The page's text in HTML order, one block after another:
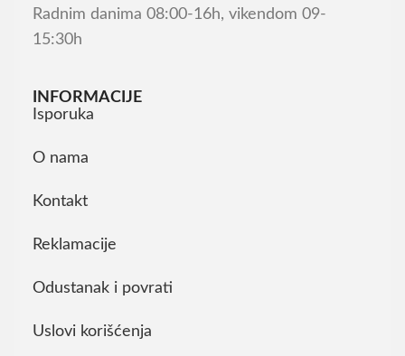
Radnim danima 08:00-16h, vikendom 09-
15:30h
INFORMACIJE
Isporuka
O nama
Kontakt
Reklamacije
Odustanak i povrati
Uslovi korišćenja